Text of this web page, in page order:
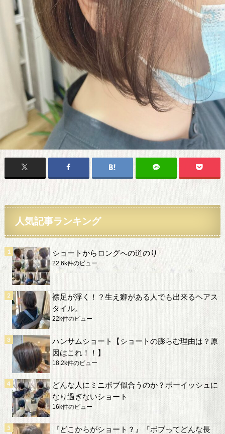
人気記事ランキング
ショートからロングへの道のり
22.6k件のビュー
襟足が浮く！？生え癖がある人でも出来るヘアス
タイル。
22k件のビュー
ハンサムショート【ショートの膨らむ理由は？原
因はこれ！！】
18.2k件のビュー
どんな人にミニボブ似合うのか？ボーイッシュに
なり過ぎないショート
16k件のビュー
『どこからがショート？』『ボブってどんな長